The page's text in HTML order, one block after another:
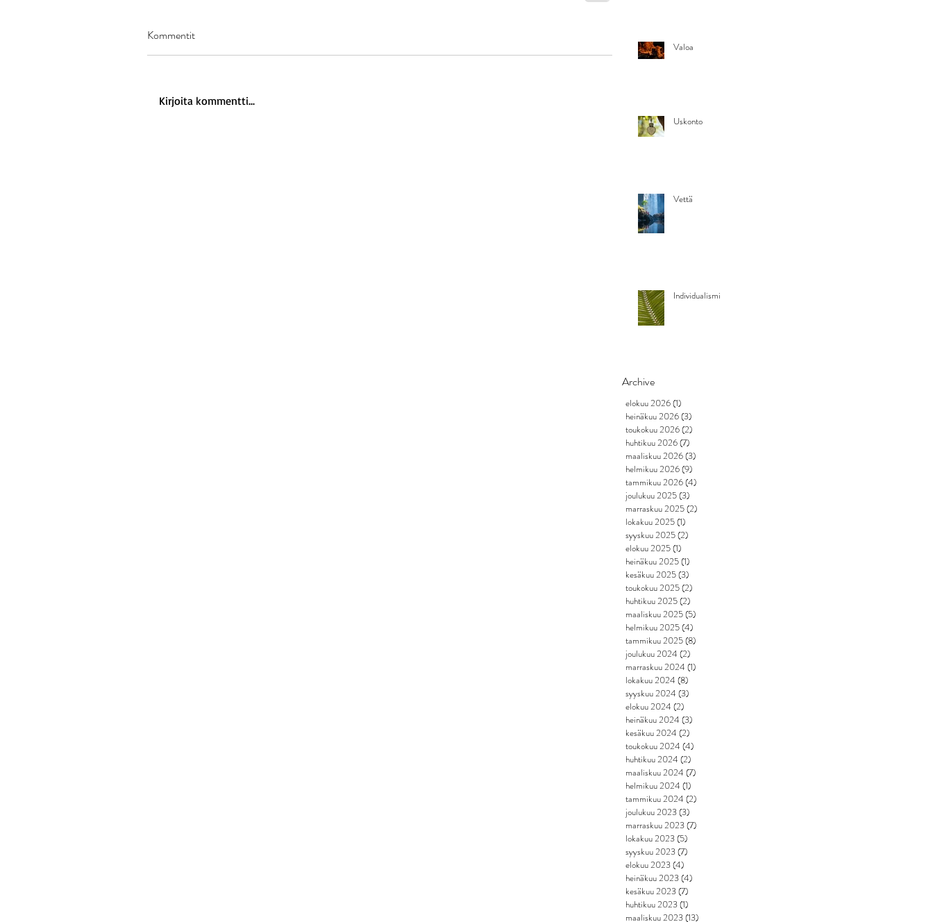
Kommentit
Kirjoita kommentti...
Valoa
Uskonto
Vettä
Individualismi
Archive
elokuu 2026(1)
heinäkuu 2026(3)
toukokuu 2026(2)
huhtikuu 2026(7)
maaliskuu 2026(3)
helmikuu 2026(9)
tammikuu 2026(4)
joulukuu 2025(3)
marraskuu 2025(2)
lokakuu 2025(1)
syyskuu 2025(2)
elokuu 2025(1)
heinäkuu 2025(1)
kesäkuu 2025(3)
toukokuu 2025(2)
huhtikuu 2025(2)
maaliskuu 2025(5)
helmikuu 2025(4)
tammikuu 2025(8)
joulukuu 2024 (2)
marraskuu 2024 (1)
lokakuu 2024 (8)
syyskuu 2024 (3)
elokuu 2024 (2)
heinäkuu 2024 (3)
kesäkuu 2024 (2)
toukokuu 2024 (4)
huhtikuu 2024 (2)
maaliskuu 2024 (7)
helmikuu 2024 (1)
tammikuu 2024 (2)
joulukuu 2023(3)
marraskuu 2023(7)
lokakuu 2023(5)
syyskuu 2023(7)
elokuu 2023(4)
heinäkuu 2023(4)
kesäkuu 2023(7)
huhtikuu 2023(1)
maaliskuu 2023(13)